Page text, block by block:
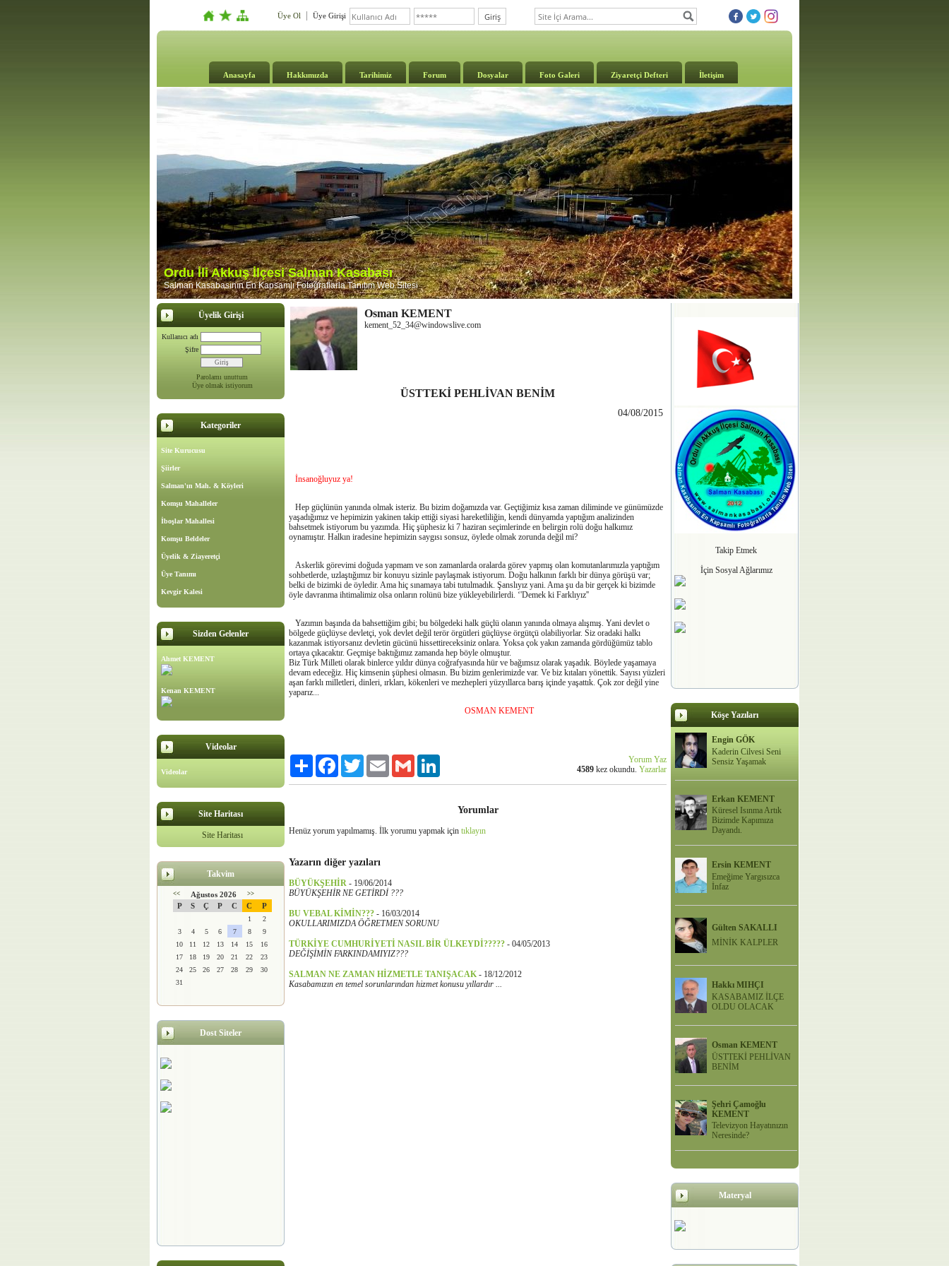
Üye Ol Üye Girişi
Anasayfa Hakkımızda Tarihimiz Forum Dosyalar Foto Galeri Ziyaretçi Defteri İletişim
Ordu İli Akkuş İlçesi Salman Kasabası
Salman Kasabasının En Kapsamlı Fotoğraflarla Tanıtım Web Sitesi
Üyelik Girişi
Kullanıcı adı
Şifre
Parolamı unuttum
Üye olmak istiyorum
Kategoriler
Site Kurucusu
Şiirler
Salman'ın Mah. & Köyleri
Komşu Mahalleler
İboşlar Mahallesi
Komşu Beldeler
Üyelik & Ziayeretçi
Üye Tanımı
Kevgir Kalesi
Sizden Gelenler
Ahmet KEMENT
Kenan KEMENT
Videolar
Videolar
Site Haritası
Site Haritası
Takvim
<< Ağustos 2026 >>
P S Ç P C C P
1
2
3
4 5 6 7 8
9
10
11 12 13 14 15
16
17
18 19 20 21 22
23
24
25 26 27 28 29
30
31
Dost Siteler
Osman KEMENT
kement_52_34@windowslive.com
ÜSTTEKİ PEHLİVAN BENİM
04/08/2015
İnsanoğluyuz ya!
Hep güçlünün yanında olmak isteriz. Bu bizim doğamızda var. Geçtiğimiz kısa zaman diliminde ve günümüzde
yaşadığımız ve hepimizin yakinen takip ettiği siyasi hareketliliğin, kendi dünyamda yaptığım analizinden
bahsetmek istiyorum bu yazımda. Hiç şüphesiz ki 7 haziran seçimlerinde en belirgin rolü doğu halkımız
oynamıştır. Halkın iradesine hepimizin saygısı sonsuz, öylede olmak zorunda değil mi?
Askerlik görevimi doğuda yapmam ve son zamanlarda oralarda görev yapmış olan komutanlarımızla yaptığım
sohbetlerde, uzlaştığımız bir konuyu sizinle paylaşmak istiyorum. Doğu halkının farklı bir dünya görüşü var;
belki de bizimki de öyledir. Ama hiç sınamaya tabi tutulmadık. Şanslıyız yani. Ama şu da bir gerçek ki bizimde
öyle davranma ihtimalimiz olsa onların rolünü bize yükleyebilirlerdi. ‘'Demek ki Farklıyız''
Yazımın başında da bahsettiğim gibi; bu bölgedeki halk güçlü olanın yanında olmaya alışmış. Yani devlet o
bölgede güçlüyse devletçi, yok devlet değil terör örgütleri güçlüyse örgütçü olabiliyorlar. Siz oradaki halkı
kazanmak istiyorsanız devletin gücünü hissettireceksiniz onlara. Yoksa çok yakın zamanda gördüğümüz tablo
ortaya çıkacaktır. Geçmişe baktığımız zamanda hep böyle olmuştur.
Biz Türk Milleti olarak binlerce yıldır dünya coğrafyasında hür ve bağımsız olarak yaşadık. Böylede yaşamaya
devam edeceğiz. Hiç kimsenin şüphesi olmasın. Bu bizim genlerimizde var. Ve biz kıtaları yönettik. Sayısı yüzleri
aşan farklı milletleri, dinleri, ırkları, kökenleri ve mezhepleri yüzyıllarca barış içinde yaşattık. Çok zor değil yine
yaparız...
OSMAN KEMENT
Paylaş FacebookTwitter Email Gmail
Yorum Yaz
4589 kez okundu. Yazarlar
Yorumlar
Henüz yorum yapılmamış. İlk yorumu yapmak için tıklayın
Yazarın diğer yazıları
BÜYÜKŞEHİR - 19/06/2014
BÜYÜKŞEHİR NE GETİRDİ ???
BU VEBAL KİMİN??? - 16/03/2014
OKULLARIMIZDA ÖĞRETMEN SORUNU
TÜRKİYE CUMHURİYETİ NASIL BİR ÜLKEYDİ????? - 04/05/2013
DEĞİŞİMİN FARKINDAMIYIZ???
SALMAN NE ZAMAN HİZMETLE TANIŞACAK - 18/12/2012
Kasabamızın en temel sorunlarından hizmet konusu yıllardır ...
Takip Etmek
İçin Sosyal Ağlarımız
Köşe Yazıları
Engin GÖK
Kaderin Cilvesi Seni
Sensiz Yaşamak
Erkan KEMENT
Küresel Isınma Artık
Bizimde Kapımıza
Dayandı.
Ersin KEMENT
Emeğime Yargısızca
İnfaz
Gülten SAKALLI
MİNİK KALPLER
Hakkı MIHÇI
KASABAMIZ İLÇE
OLDU OLACAK
Osman KEMENT
ÜSTTEKİ PEHLİVAN
BENİM
Şehri Çamoğlu
KEMENT
Televizyon Hayatınızın
Neresinde?
Materyal